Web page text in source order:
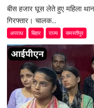
बीस हजार घूस लेते हुए महिला
गिरफ्तार। चालक...
अपराध बिहार राज्य समस्तीपुर